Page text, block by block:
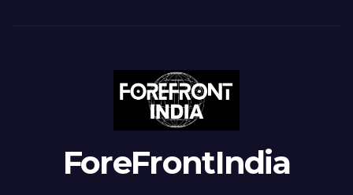
ForeFrontIndia